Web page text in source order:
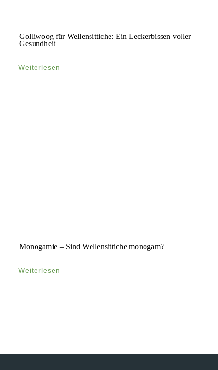
Golliwoog für Wellensittiche: Ein Leckerbissen voller
Gesundheit
Weiterlesen
Monogamie – Sind Wellensittiche monogam?
Weiterlesen